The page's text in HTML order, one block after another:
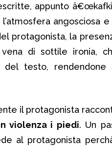
appunto
angosciosa
protagonista, la
di sottile ironia,
testo, rendendone
il protagonista
violenza i piedi. Un
al protagonista